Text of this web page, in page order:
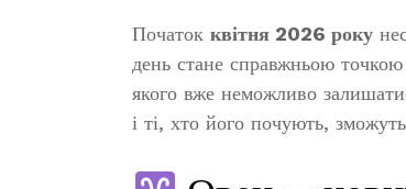
Початок квітня 2026 року
день стане справжньою
якого вже неможливо
і ті, хто його почують,